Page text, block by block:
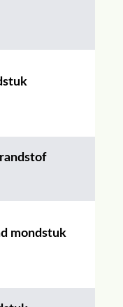
mondstuk